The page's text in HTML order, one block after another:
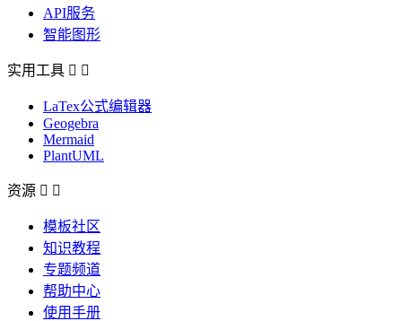
API服务
智能图形
实用工具  
LaTex公式编辑器
Geogebra
Mermaid
PlantUML
资源  
模板社区
知识教程
专题频道
帮助中心
使用手册